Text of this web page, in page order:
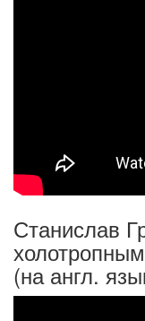
Станислав
(на англ.